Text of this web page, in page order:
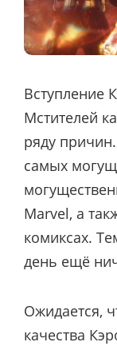
Вступление
Мстителей
ряду
самых
Marvel, а
комиксах.
день ещё
Ожидается,
качества